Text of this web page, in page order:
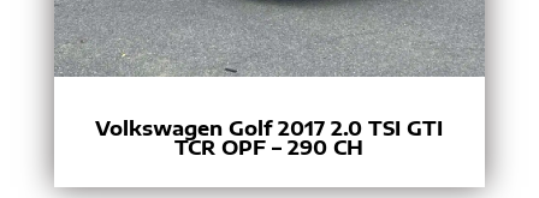
Volkswagen Golf 2017 2.0 TSI GTI
TCR OPF – 290 CH